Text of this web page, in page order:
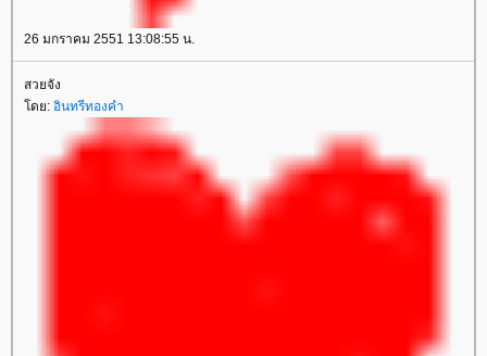
26 มกราคม 2551 13:08:55 น.
สวยจัง
ดย: อินทรีทองคำ